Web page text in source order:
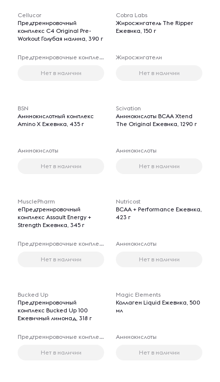
Cellucor
Предтренировочный
комплекс C4 Original Pre-
Workout Голубая малина, 390 г
Предтренировочные комплексы
Нет в наличии
Cobra Labs
Жиросжигатель The Ripper
Ежевика, 150 г
Жиросжигатели
Нет в наличии
BSN
Аминокислотный комплекс
Amino X Ежевика, 435 г
Аминокислоты
Нет в наличии
Scivation
Аминокислоты BCAA Xtend
The Original Ежевика, 1290 г
Аминокислоты
Нет в наличии
MusclePharm
еПредтренировочный
комплекс Assault Energy +
Strength Ежевика, 345 г
Предтренировочные комплексы
Нет в наличии
Nutricost
BCAA + Performance Ежевика,
423 г
Аминокислоты
Нет в наличии
Bucked Up
Предтренировочный
комплекс Bucked Up 100
Ежевичный лимонад, 318 г
Предтренировочные комплексы
Нет в наличии
Magic Elements
Коллаген Liquid Ежевика, 500
мл
Аминокислоты
Нет в наличии